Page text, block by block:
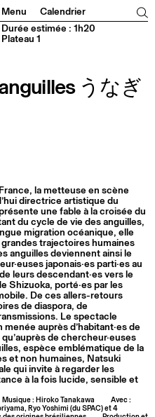
Menu Calendrier
Linkedin
Durée estimée : 1h20
Plateau 1
うなぎ
la metteuse en scène
directrice artistique du
une fable à la croisée du
du cycle de vie des anguilles,
migration océanique, elle
trajectoires humaines
anguilles deviennent ainsi le
japonais·es parti·es au
leurs descendant·es vers le
Shizuoka, porté·es par les
De ces allers-retours
de diaspora, de
Le spectacle
auprès d’habitant·es de
de chercheur·euses
espèce emblématique de la
et non humaines, Natsuki
qui invite à regarder les
à la fois lucide, sensible et
Musique : Hiroko Tanakawa
Avec :
Ryo Yoshimi (du SPAC) et 4